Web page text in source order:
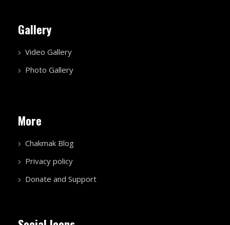
Gallery
Video Gallery
Photo Gallery
More
Chakmak Blog
Privacy policy
Donate and Support